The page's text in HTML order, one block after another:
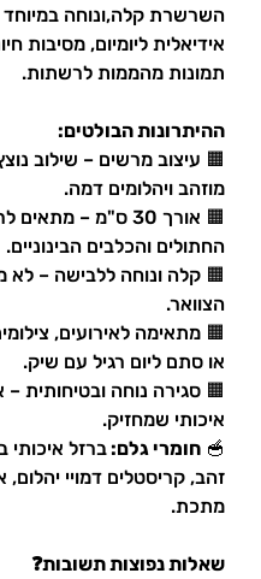
השרשרת קלה,ונוחה במיוחד
אידיאלית ליומיום, מסיבות
תמונות מהממות לרשתות.
ההיתרונות הבולטים:
🟧 עיצוב מרשים – שילוב
מוזהב ויהלומים דמה.
🟧 אורך 30 ס"מ – מתאים
החתולים והכלבים הבינוניים.
🟧 קלה ונוחה ללבישה – לא
הצוואר.
🟧 מתאימה לאירועים,
או סתם ליום רגיל עם שיק.
🟧 סגירה נוחה ובטיחותית –
איכותי שמחזיק.
🥣 חומרי גלם:ברזל איכותי
זהב, קריסטלים דמויי יהלום,
מתכת.
שאלות נפוצות תשובות❓